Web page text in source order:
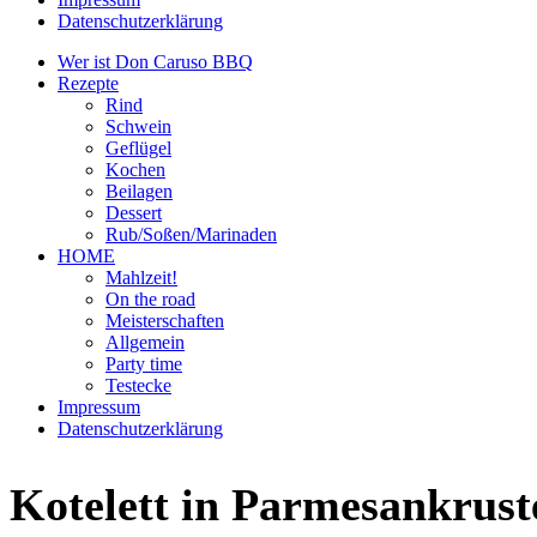
Datenschutzerklärung
Wer ist Don Caruso BBQ
Rezepte
Rind
Schwein
Geflügel
Kochen
Beilagen
Dessert
Rub/Soßen/Marinaden
HOME
Mahlzeit!
On the road
Meisterschaften
Allgemein
Party time
Testecke
Impressum
Datenschutzerklärung
Kotelett in